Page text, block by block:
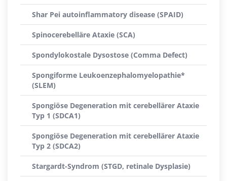
Shar Pei autoinflammatory disease (SPAID)
Spinocerebelläre Ataxie (SCA)
Spondylokostale Dysostose (Comma Defect)
Spongiforme Leukoenzephalomyelopathie*
(SLEM)
Spongiöse Degeneration mit cerebellärer Ataxie
Typ 1 (SDCA1)
Spongiöse Degeneration mit cerebellärer Ataxie
Typ 2 (SDCA2)
Stargardt-Syndrom (STGD, retinale Dysplasie)